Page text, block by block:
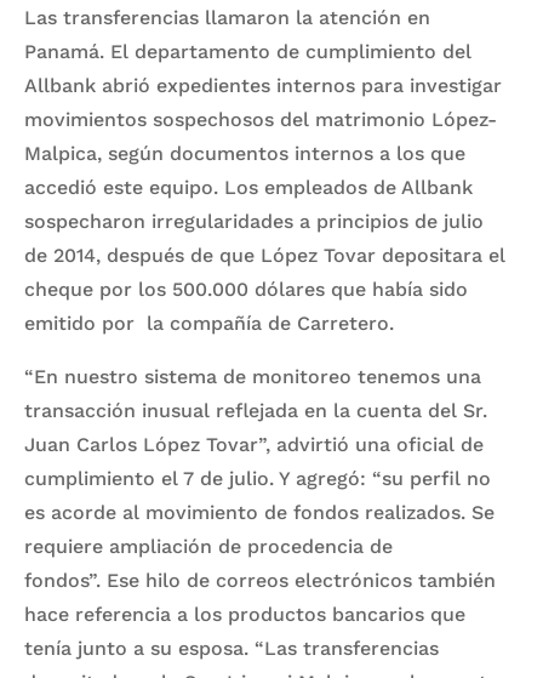
Las transferencias llamaron la atención en
Panamá. El departamento de cumplimiento del
Allbank abrió expedientes internos para investigar
movimientos sospechosos del matrimonio López-
Malpica, según documentos internos a los que
accedió este equipo. Los empleados de Allbank
sospecharon irregularidades a principios de julio
de 2014, después de que López Tovar depositara el
cheque por los 500.000 dólares que había sido
emitido por la compañía de Carretero.
“En nuestro sistema de monitoreo tenemos una
transacción inusual reflejada en la cuenta del Sr.
Juan Carlos López Tovar”, advirtió una oficial de
cumplimiento el 7 de julio. Y agregó: “su perfil no
es acorde al movimiento de fondos realizados. Se
requiere ampliación de procedencia de
fondos”. Ese hilo de correos electrónicos también
hace referencia a los productos bancarios que
tenía junto a su esposa. “Las transferencias